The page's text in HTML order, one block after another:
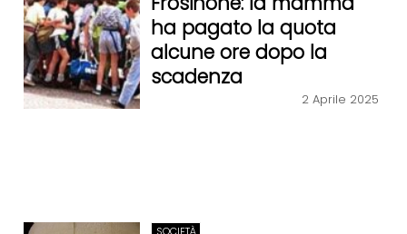
ha pagato la quota
alcune ore dopo la
scadenza
2 Aprile 2025
SOCIETÀ